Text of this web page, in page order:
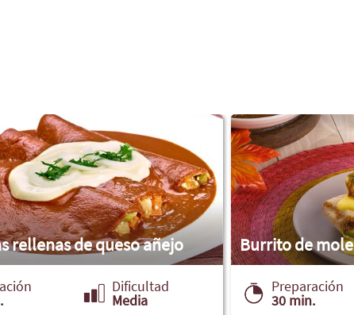
rellenas de queso añejo
Dificultad
Media
Burrito de mole
Preparación
30 min.